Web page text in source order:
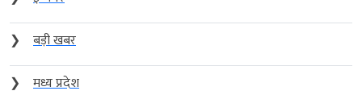
❯
बड़ी खबर
❯
मध्य प्रदेश